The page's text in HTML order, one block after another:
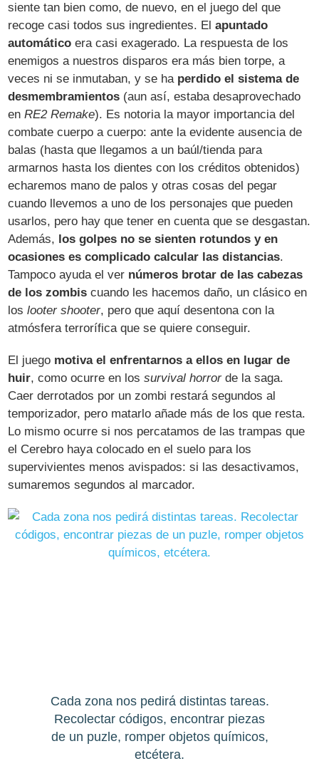
siente tan bien como, de nuevo, en el juego del que
recoge casi todos sus ingredientes. Elapuntado
automático era casi exagerado. La respuesta de los
enemigos a nuestros disparos era más bien torpe, a
veces ni se inmutaban, y se ha perdido el sistema de
desmembramientos (aun así, estaba desaprovechado
enRE2 Remake). Es notoria la mayor importancia del
combate cuerpo a cuerpo: ante la evidente ausencia de
balas (hasta que llegamos a un baúl/tienda para
armarnos hasta los dientes con los créditos obtenidos)
echaremos mano de palos y otras cosas del pegar
cuando llevemos a uno de los personajes que pueden
usarlos, pero hay que tener en cuenta que se desgastan.
Además, los golpes no se sienten rotundos y en
ocasiones es complicado calcular las distancias.
Tampoco ayuda el ver números brotar de las cabezas
de los zombis cuando les hacemos daño, un clásico en
loslooter shooter, pero que aquí desentona con la
atmósfera terrorífica que se quiere conseguir.
El juego motiva el enfrentarnos a ellos en lugar de
huir, como ocurre en lossurvival horrorde la saga.
Caer derrotados por un zombi restará segundos al
temporizador, pero matarlo añade más de los que resta.
Lo mismo ocurre si nos percatamos de las trampas que
el Cerebro haya colocado en el suelo para los
supervivientes menos avispados: si las desactivamos,
sumaremos segundos al marcador.
Cada zona nos pedirá distintas tareas.
Recolectar códigos, encontrar piezas
de un puzle, romper objetos químicos,
etcétera.